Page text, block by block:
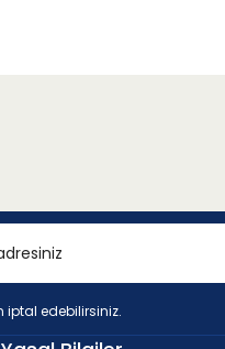
edebilirsiniz.